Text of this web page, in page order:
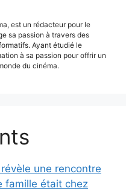
est un rédacteur pour le
sa passion à travers des
Ayant étudié le
à sa passion pour offrir un
du cinéma.
une rencontre
famille était chez